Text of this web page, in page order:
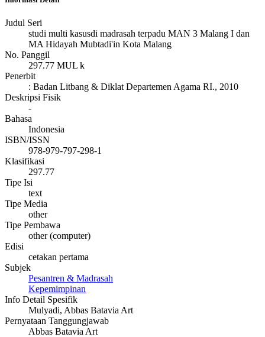
Judul Seri
studi multi kasusdi madrasah terpadu MAN 3 Malang I dan
MA Hidayah Mubtadi'in Kota Malang
No. Panggil
297.77 MUL k
Penerbit
: Badan Litbang & Diklat Departemen Agama RI., 2010
Deskripsi Fisik
-
Bahasa
Indonesia
ISBN/ISSN
978-979-797-298-1
Klasifikasi
297.77
Tipe Isi
text
Tipe Media
other
Tipe Pembawa
other (computer)
Edisi
cetakan pertama
Subjek
Pesantren & Madrasah
Kepemimpinan
Info Detail Spesifik
Mulyadi, Abbas Batavia Art
Pernyataan Tanggungjawab
Abbas Batavia Art